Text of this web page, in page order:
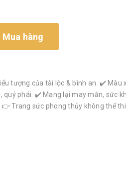
Mua hàng
tượng của tài lộc & bình an. ✔️ Màu
quý phái. ✔️ Mang lại may mắn, sức
Trang sức phong thủy không thể